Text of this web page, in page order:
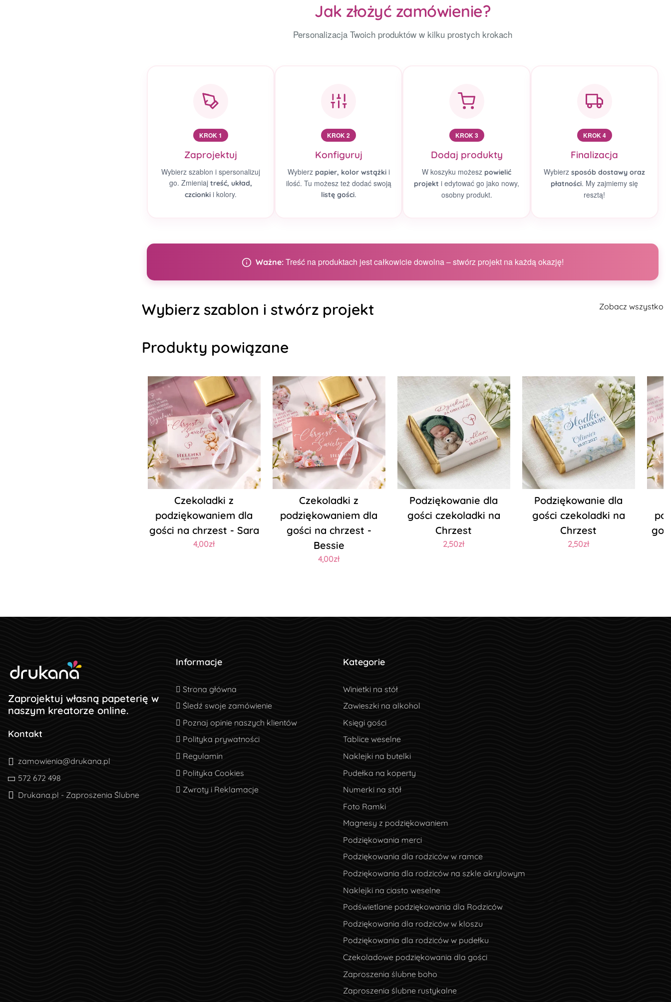
Jak złożyć zamówienie?
Personalizacja Twoich produktów w kilku prostych krokach
KROK 1
Zaprojektuj
Wybierz szablon i spersonalizuj
go. Zmieniaj treść, układ,
czcionkii kolory.
KROK 2
Konfiguruj
Wybierz papier, kolor wstążkii
ilość. Tu możesz też dodać swoją
listę gości.
KROK 3
Dodaj produkty
W koszyku możesz powielić
projekt i edytować go jako nowy,
osobny produkt.
KROK 4
Finalizacja
Wybierzsposób dostawy oraz
płatności. My zajmiemy się
resztą!
Ważne:Treść na produktach jest całkowicie dowolna – stwórz projekt na każdą okazję!
Zobacz wszystko
Wybierz szablon i stwórz projekt
Produkty powiązane
Czekoladki z
podziękowaniem dla
gości na chrzest - Sara
4,00zł
Czekoladki z
podziękowaniem dla
gości na chrzest -
Bessie
4,00zł
Podziękowanie dla
gości czekoladki na
Chrzest
2,50zł
Podziękowanie dla
gości czekoladki na
Chrzest
2,50zł
Zaprojektuj własną papeterię w
naszym kreatorze online.
Kontakt
zamowienia@drukana.pl
572 672 498
Drukana.pl - Zaproszenia Ślubne
Informacje
Strona główna
Strona główna
Śledź swoje zamówienie
Śledź swoje zamówienie
Poznaj opinie naszych klientów
Poznaj opinie naszych klientów
Polityka prywatności
Polityka prywatności
Regulamin
Regulamin
Polityka Cookies
Polityka Cookies
Zwroty i Reklamacje
Zwroty i Reklamacje
Kategorie
Winietki na stół
Zawieszki na alkohol
Księgi gości
Tablice weselne
Naklejki na butelki
Pudełka na koperty
Numerki na stół
Foto Ramki
Magnesy z podziękowaniem
Podziękowania merci
Podziękowania dla rodziców w ramce
Podziękowania dla rodziców na szkle akrylowym
Naklejki na ciasto weselne
Podświetlane podziękowania dla Rodziców
Podziękowania dla rodziców w kloszu
Podziękowania dla rodziców w pudełku
Czekoladowe podziękowania dla gości
Zaproszenia ślubne boho
Zaproszenia ślubne rustykalne